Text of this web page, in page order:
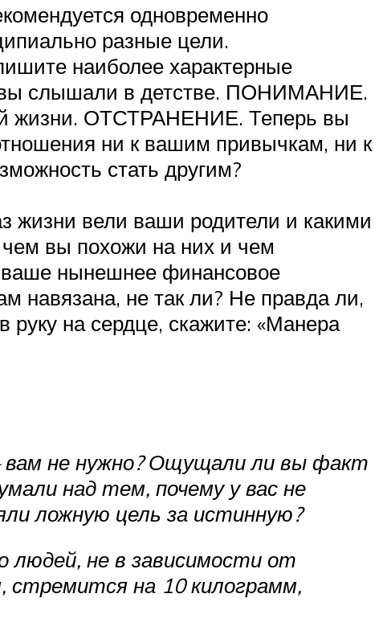
одновременно
разные цели.
наиболее характерные
вы слышали в детстве. ПОНИМАНИЕ.
жизни. ОТСТРАНЕНИЕ. Теперь вы
ни к вашим привычкам, ни к
стать другим?
вели ваши родители и какими
вы похожи на них и чем
нынешнее финансовое
навязана, не так ли? Не правда ли,
на сердце, скажите: «Манера
вам не нужно? Ощущали ли вы факт
над тем, почему у вас не
ложную цель за истинную?
людей, не в зависимости от
стремится на 10 килограмм,